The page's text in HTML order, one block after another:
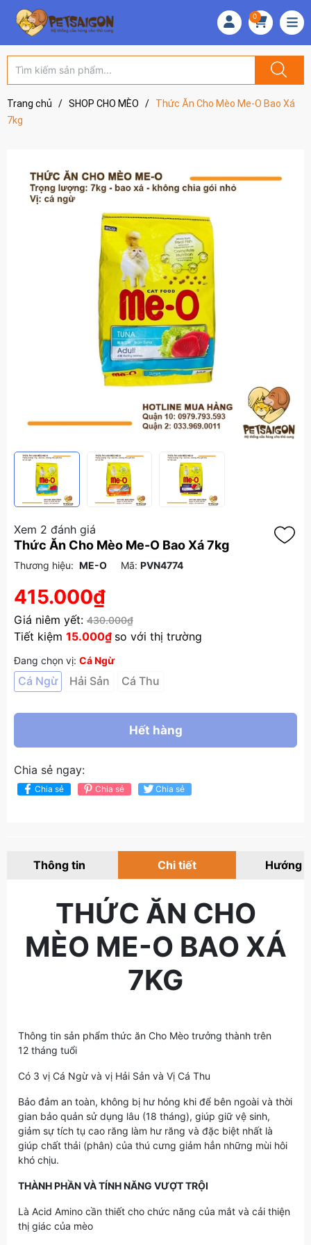
0
Trang chủ / SHOP CHO MÈO /
Thức Ăn Cho Mèo Me-O Bao Xá
7kg
Xem 2 đánh giá
Thức Ăn Cho Mèo Me-O Bao Xá 7kg
Thương hiệu: ME-O Mã: PVN4774
415.000₫
Giá niêm yết: 430.000₫
Tiết kiệm 15.000₫ so với thị trường
Đang chọn vị: Cá Ngừ
Cá Ngừ Hải Sản Cá Thu
Hết hàng
Chia sẻ ngay:
Chia sẻ Chia sẻ Chia sẻ
Thông tin Chi tiết Hướng
THỨC ĂN CHO
MÈO ME-O BAO XÁ
7KG
Thông tin sản phẩm thức ăn Cho Mèo trưởng thành trên
12 tháng tuổi
Có 3 vị Cá Ngừ và vị Hải Sản và Vị Cá Thu
Bảo đảm an toàn, không bị hư hỏng khi để bên ngoài và thời
gian bảo quản sử dụng lâu (18 tháng), giúp giữ vệ sinh,
giảm sự tích tụ cao răng làm hư răng và đặc biệt nhất là
giúp chất thải (phân) của thú cưng giảm hẳn những mùi hôi
khó chịu.
THÀNH PHẦN VÀ TÍNH NĂNG VƯỢT TRỘI
Là Acid Amino cần thiết cho chức năng của mắt và cải thiện
thị giác của mèo